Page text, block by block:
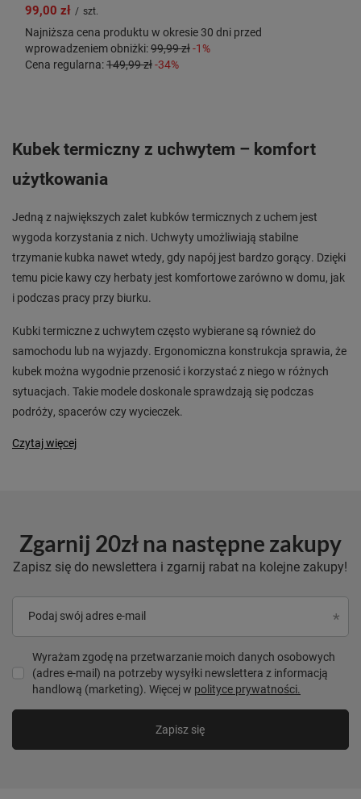
99,00 zł / szt.
Najniższa cena produktu w okresie 30 dni przed
wprowadzeniem obniżki:99,99 zł-1%
Cena regularna:149,99 zł-34%
Kubek termiczny z uchwytem – komfort
użytkowania
Jedną z największych zalet kubków termicznych z uchem jest
wygoda korzystania z nich. Uchwyty umożliwiają stabilne
trzymanie kubka nawet wtedy, gdy napój jest bardzo gorący. Dzięki
temu picie kawy czy herbaty jest komfortowe zarówno w domu, jak
i podczas pracy przy biurku.
Kubki termiczne z uchwytem często wybierane są również do
samochodu lub na wyjazdy. Ergonomiczna konstrukcja sprawia, że
kubek można wygodnie przenosić i korzystać z niego w różnych
sytuacjach. Takie modele doskonale sprawdzają się podczas
podróży, spacerów czy wycieczek.
Czytaj więcej
Zgarnij 20zł na następne zakupy
Zapisz się do newslettera i zgarnij rabat na kolejne zakupy!
Podaj swój adres e-mail
Wyrażam zgodę na przetwarzanie moich danych osobowych
(adres e-mail) na potrzeby wysyłki newslettera z informacją
handlową (marketing). Więcej w polityce prywatności.
Zapisz się